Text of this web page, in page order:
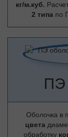
кг/м.куб.
2 типа по
ПЭ
Оболочка в
цвета
обработку